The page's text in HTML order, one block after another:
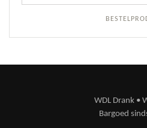
WDL Drank •
Bargoed